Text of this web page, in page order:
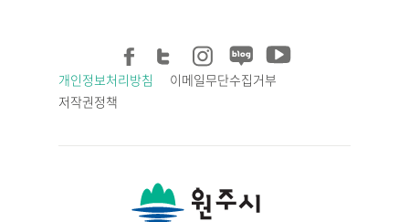
개인정보처리방침
이메일무단수집거부
저작권정책